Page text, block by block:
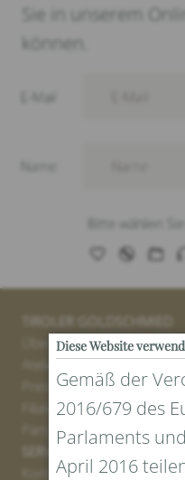
Sie in unserem
können.
TIROLER GOLDSCHMIED
Über uns
Atelier
Presse
Filialen
Partner
SERVICE
Kontakt
Diese Website
Gemäß der
2016/679 des
Parlaments
April 2016